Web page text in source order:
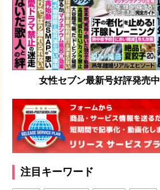
女性セブン最新号好評発売中
注目キーワード